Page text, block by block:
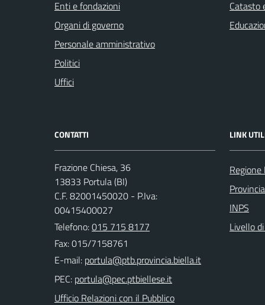
Enti e fondazioni
Organi di governo
Personale amministrativo
Politici
Uffici
Catasto
CONTATTI
Frazione Chiesa, 36
13833 Portula (BI)
C.F. 82001450020 - P.Iva:
00415400027
Telefono:015 715 8177
Fax: 015/7158761
E-mail:
PEC:
Ufficio Relazioni con il Pubblico
LINK
INPS
Livello